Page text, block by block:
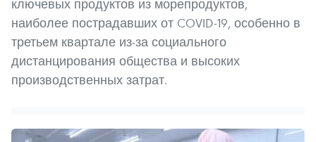
ключевых продуктов из морепродуктов,
наиболее пострадавших от COVID-19, особенно в
третьем квартале из-за социального
дистанцирования общества и высоких
производственных затрат.